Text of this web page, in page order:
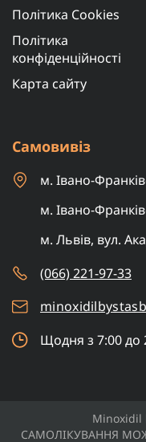
Політика Cookies
Політика
конфіденційності
Карта сайту
Самовивіз
м. Івано-
м. Івано-
м. Львів, вул.
(066) 221-97-33
Щодня з 7:00 до
Minoxidil
САМОЛІКУВАННЯ